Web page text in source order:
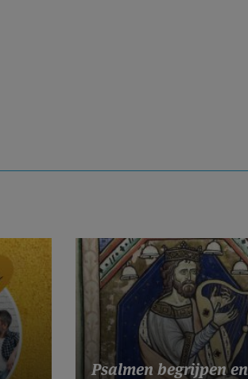
Psalmen begrijpen en